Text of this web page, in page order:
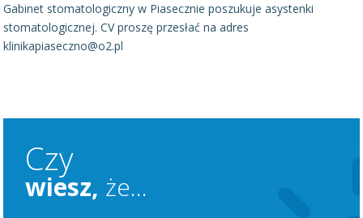
Gabinet stomatologiczny w Piasecznie poszukuje asystenki
stomatologicznej. CV proszę przesłać na adres
klinikapiaseczno@o2.pl
Czy
wiesz, że...